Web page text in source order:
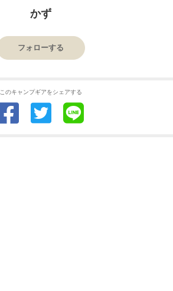
かず
フォローする
このキャンプギアをシェアする